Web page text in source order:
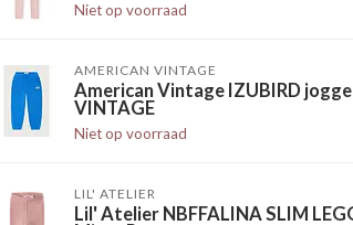
Niet op voorraad
AMERICAN VINTAGE
American Vintage IZUBIRD
VINTAGE
Niet op voorraad
LIL' ATELIER
Lil' Atelier NBFFALINA SLIM